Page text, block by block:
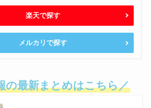
楽天で探す
メルカリで探す
の最新まとめはこちら／